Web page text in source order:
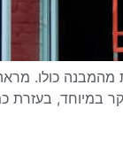
כולו.
במיוחד,